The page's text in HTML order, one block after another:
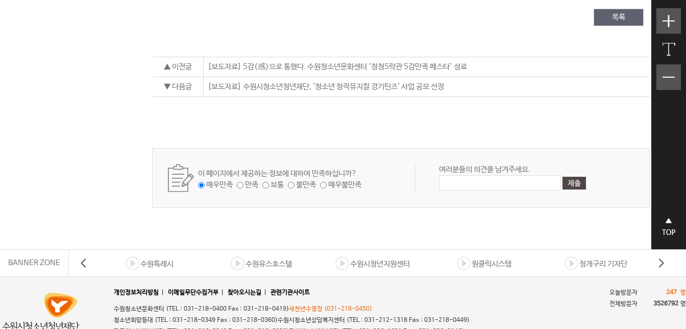
목록
▲ 이전글 [보도자료] 5감(感)으로 통했다. 수원청소년문화센터 ‘청청5락관 5감만족 페스타’ 성료
▼ 다음글 [보도자료] 수원시청소년청년재단, '청소년 창작뮤지컬 경기틴즈' 사업 공모 선정
이 페이지에서 제공하는 정보에 대하여 만족하십니까?
매우만족
만족 보통 불만족 매우불만족
여러분들의 의견을 남겨주세요.
텍스트
크기크
게
텍스트
크기작
상단으
로 바로
BANNER ZONE 수원특례시 수원유스호스텔 수원시청년지원센터 원클릭시스템 청개구리 기자단
개인정보처리방침 이메일무단수집거부 찾아오시는길 관련기관사이트
수원청소년문화센터 (TEL : 031-218-0400 Fax : 031-218-0419)새천년수영장 (031-218-0450)
청소년희망등대 (TEL : 031-218-0349 Fax : 031-218-0360)수원시청소년상담복지센터 (TEL : 031-212-1318 Fax : 031-218-0449)
오늘방문자 247 명
전체방문자
3526792 명